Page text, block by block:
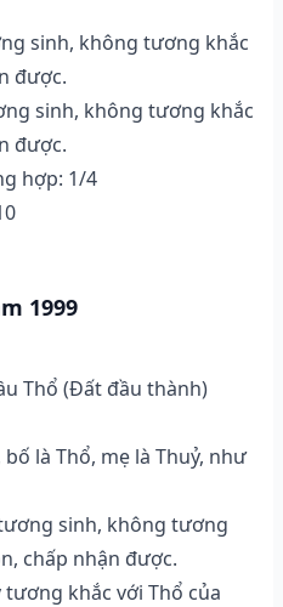
sinh, không tương khắc
được.
sinh, không tương khắc
được.
hợp: 1/4
1999
Thổ (Ðất đầu thành)
là Thổ, mẹ là Thuỷ, như
sinh, không tương
chấp nhận được.
khắc với Thổ của